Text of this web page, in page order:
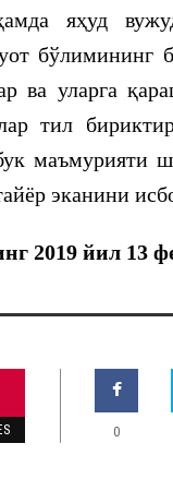
яҳуд
бўлимининг
ва уларга
тил
маъмурияти
эканини
2019 йил 13
0